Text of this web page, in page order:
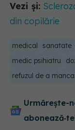
Vezi și:
din copilărie
medical sanatate
medic psihiatru
refuzul de a manca
Urmărește-